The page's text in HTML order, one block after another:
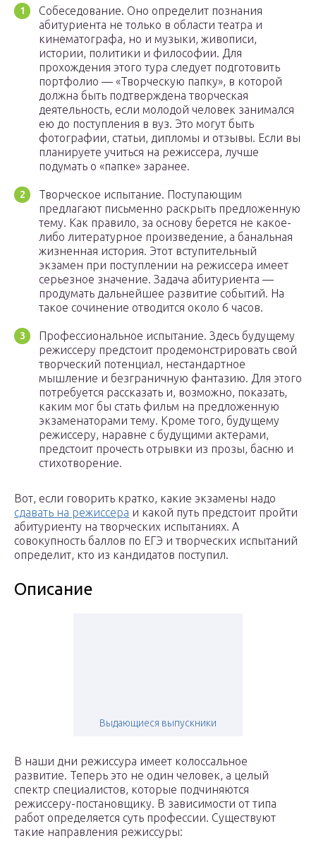
Собеседование. Оно определит познания
абитуриента не только в области театра и
кинематографа, но и музыки, живописи,
истории, политики и философии. Для
прохождения этого тура следует подготовить
портфолио — «Творческую папку», в которой
должна быть подтверждена творческая
деятельность, если молодой человек занимался
ею до поступления в вуз. Это могут быть
фотографии, статьи, дипломы и отзывы. Если вы
планируете учиться на режиссера, лучше
подумать о «папке» заранее.
Творческое испытание. Поступающим
предлагают письменно раскрыть предложенную
тему. Как правило, за основу берется не какое-
либо литературное произведение, а банальная
жизненная история. Этот вступительный
экзамен при поступлении на режиссера имеет
серьезное значение. Задача абитуриента —
продумать дальнейшее развитие событий. На
такое сочинение отводится около 6 часов.
Профессиональное испытание. Здесь будущему
режиссеру предстоит продемонстрировать свой
творческий потенциал, нестандартное
мышление и безграничную фантазию. Для этого
потребуется рассказать и, возможно, показать,
каким мог бы стать фильм на предложенную
экзаменаторами тему. Кроме того, будущему
режиссеру, наравне с будущими актерами,
предстоит прочесть отрывки из прозы, басню и
стихотворение.
Вот, если говорить кратко, какие экзамены надо
сдавать на режиссера и какой путь предстоит пройти
абитуриенту на творческих испытаниях. А
совокупность баллов по ЕГЭ и творческих испытаний
определит, кто из кандидатов поступил.
Описание
Выдающиеся выпускники
В наши дни режиссура имеет колоссальное
развитие. Теперь это не один человек, а целый
спектр специалистов, которые подчиняются
режиссеру-постановщику. В зависимости от типа
работ определяется суть профессии. Существуют
такие направления режиссуры: